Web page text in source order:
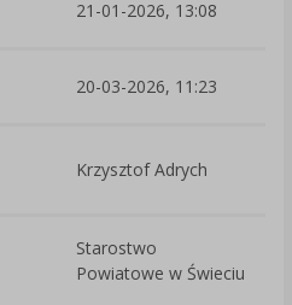
21-01-2026, 13:08
20-03-2026, 11:23
Krzysztof Adrych
Starostwo
Powiatowe w Świeciu